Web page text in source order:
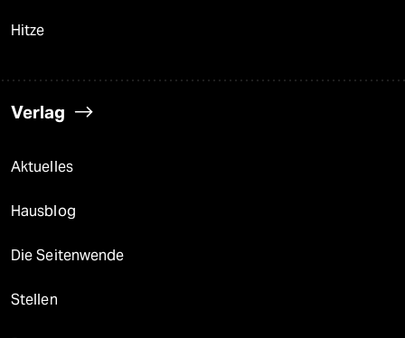
Hitze
Verlag
Aktuelles
Hausblog
Die Seitenwende
Stellen